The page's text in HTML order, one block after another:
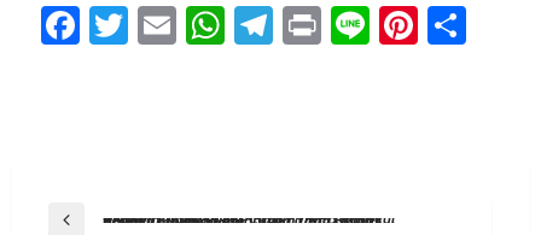
Facebook
Twitter
EmailWhatsApp
Telegram
PrintLine
Post
Previous Post
Grebeg Housekeeping: Cara PT KPB Rangkul Pekerja Proyek RDMP Balikpapan Gotong Royong Ciptakan Area Kerja Yang Bersih, Aman, Dan Nyaman